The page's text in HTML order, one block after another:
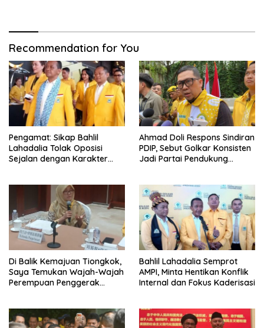
Recommendation for You
Pengamat: Sikap Bahlil
Lahadalia Tolak Oposisi
Sejalan dengan Karakter
Ahmad Doli Respons Sindiran
PDIP, Sebut Golkar Konsisten
Jadi Partai Pendukung
Di Balik Kemajuan Tiongkok,
Saya Temukan Wajah-Wajah
Perempuan Penggerak
Bahlil Lahadalia Semprot
AMPI, Minta Hentikan Konflik
Internal dan Fokus Kaderisasi